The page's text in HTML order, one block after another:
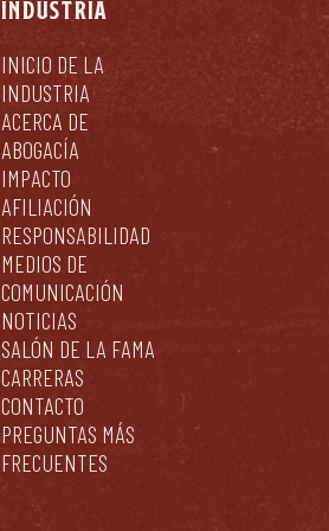
INDUSTRIA
INICIO DE LA
INDUSTRIA
ACERCA DE
ABOGACÍA
IMPACTO
AFILIACIÓN
RESPONSABILIDAD
MEDIOS DE
COMUNICACIÓN
NOTICIAS
SALÓN DE LA FAMA
CARRERAS
CONTACTO
PREGUNTAS MÁS
FRECUENTES